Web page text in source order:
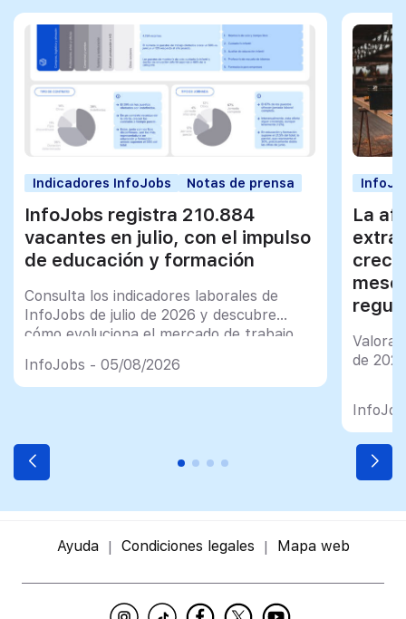
Indicadores InfoJobs Notas de prensa
InfoJobs registra 210.884
vacantes en julio, con el impulso
de educación y formación
Consulta los indicadores laborales de
InfoJobs de julio de 2026 y descubre
cómo evoluciona el mercado de trabajo
InfoJobs - 05/08/2026
La
de
Ayuda Condiciones legales Mapa web